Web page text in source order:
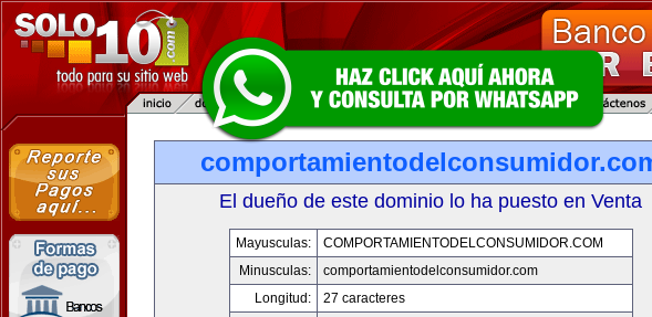
El dueño de este dominio lo ha puesto en Venta
Mayusculas:
COMPORTAMIENTODELCONSUMIDOR.COM
Minusculas:
comportamientodelconsumidor.com
Longitud:
27 caracteres